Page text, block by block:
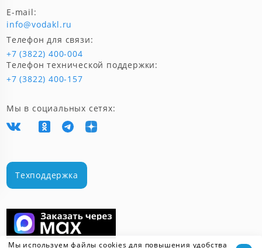
Мы используем файлы cookies для повышения удобства
Телефон для связи:
+7 (3822) 400-004
Телефон технической поддержки:
+7 (3822) 400-157
E-mail:
info@vodakl.ru
Мы в социальных сетях:
Техподдержка